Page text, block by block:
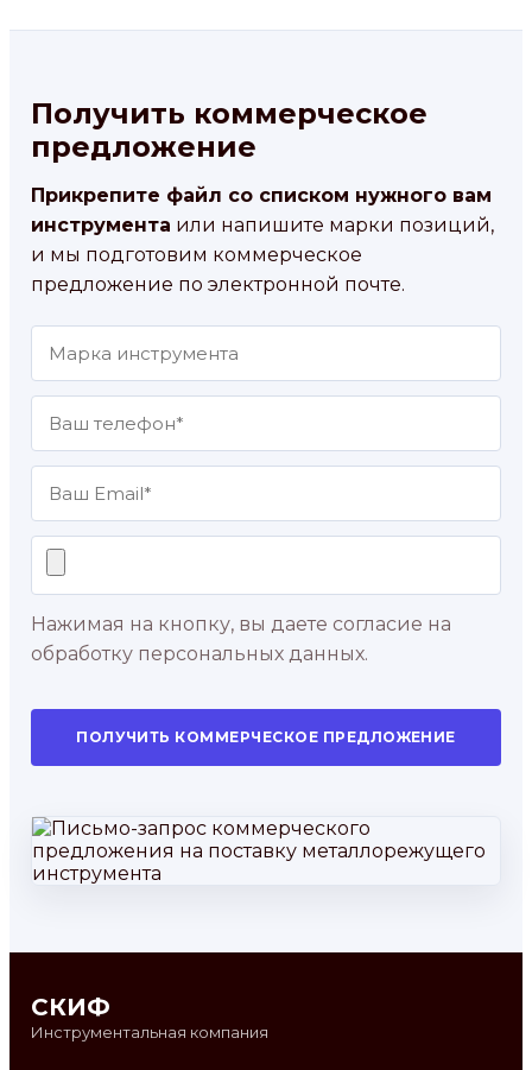
Получить коммерческое
предложение
Прикрепите файл со списком нужного вам
инструмента или напишите марки позиций,
и мы подготовим коммерческое
предложение по электронной почте.
Нажимая на кнопку, вы даете согласие на
обработку персональных данных.
ПОЛУЧИТЬ КОММЕРЧЕСКОЕ ПРЕДЛОЖЕНИЕ
СКИФ
Инструментальная компания